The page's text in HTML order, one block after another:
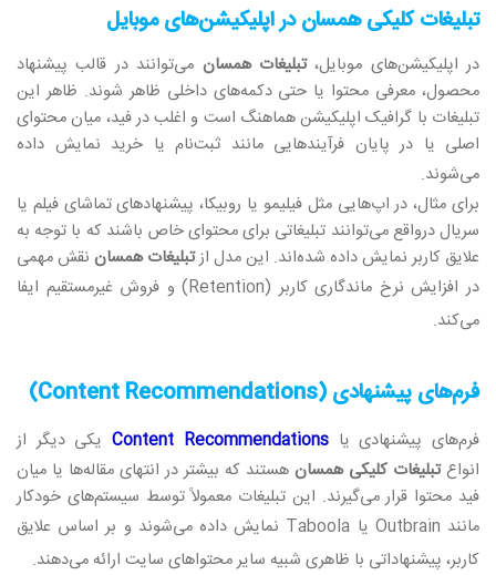
تبلیغات کلیکی همساندر اپلیکیشن‌های موبایل
در اپلیکیشن‌های موبایل،تبلیغات همسان می‌توانند در قالب پیشنهاد
محصول، معرفی محتوا یا حتی دکمه‌های داخلی ظاهر شوند. ظاهر این
تبلیغات با گرافیک اپلیکیشن هماهنگ است و اغلب در فید، میان محتوای
اصلی یا در پایان فرآیندهایی مانند ثبت‌نام یا خرید نمایش داده
می‌شوند.
برای مثال، در اپ‌هایی مثل فیلیمو یا روبیکا، پیشنهادهای تماشای فیلم یا
سریال درواقع می‌توانند تبلیغاتی برای محتوای خاص باشند که با توجه به
علایق کاربر نمایش داده شده‌اند. این مدل ازتبلیغات همسان نقش مهمی
در افزایش نرخ ماندگاری کاربر (Retention) و فروش غیرمستقیم ایفا
می‌کند.
فرم‌های پیشنهادی (Content Recommendations)
فرم‌های پیشنهادی یاContent Recommendationsیکی دیگر از
انواعتبلیغات کلیکی همسان هستند که بیشتر در انتهای مقاله‌ها یا میان
فید محتوا قرار می‌گیرند. این تبلیغات معمولاً توسط سیستم‌های خودکار
مانند Outbrain یا Taboola نمایش داده می‌شوند و بر اساس علایق
کاربر، پیشنهاداتی با ظاهری شبیه سایر محتواهای سایت ارائه می‌دهند.